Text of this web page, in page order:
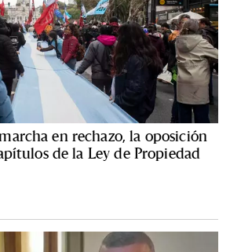
en rechazo, la oposición
de la Ley de Propiedad